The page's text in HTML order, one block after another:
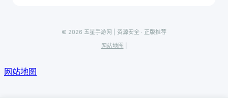
© 2026 五星手游网 | 资源安全 · 正版推荐
网站地图
网站地图